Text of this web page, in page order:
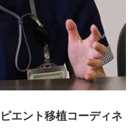
エント移植コーディネ